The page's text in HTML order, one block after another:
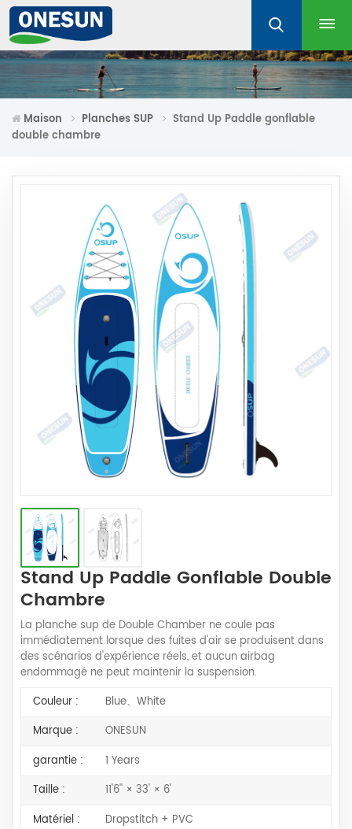
Maison Planches SUP
Stand Up Paddle gonflable
double chambre
Stand Up Paddle Gonflable Double
Chambre
La planche sup de Double Chamber ne coule pas
immédiatement lorsque des fuites d'air se produisent dans
des scénarios d'expérience réels, et aucun airbag
endommagé ne peut maintenir la suspension.
Couleur :
Blue、White
Marque :
ONESUN
garantie :
1 Years
Taille :
11'6'' × 33' × 6'
Matériel :
Dropstitch + PVC